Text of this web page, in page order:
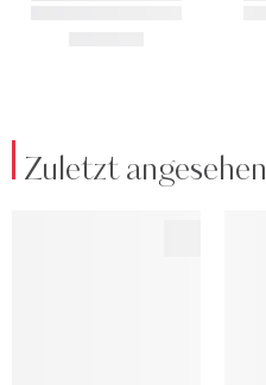
Zuletzt angesehen